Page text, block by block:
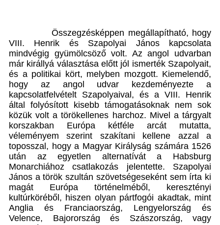
Összegzésképpen megállapítható, hogy
VIII. Henrik és Szapolyai János kapcsolata
mindvégig gyümölcsöző volt. Az angol udvarban
már királlyá választása előtt jól ismerték Szapolyait,
és a politikai kört, melyben mozgott. Kiemelendő,
hogy az angol udvar kezdeményezte a
kapcsolatfelvételt Szapolyaival, és a VIII. Henrik
által folyósított kisebb támogatásoknak nem sok
közük volt a törökellenes harchoz. Mivel a tárgyalt
korszakban Európa kétféle arcát mutatta,
véleményem szerint szakítani kellene azzal a
toposszal, hogy a Magyar Királyság számára 1526
után az egyetlen alternatívát a Habsburg
Monarchiához csatlakozás jelentette. Szapolyai
János a török szultán szövetségeseként sem írta ki
magát Európa történelméből, keresztényi
kultúrköréből, hiszen olyan pártfogói akadtak, mint
Anglia és Franciaország, Lengyelország és
Velence, Bajorország és Szászország, vagy